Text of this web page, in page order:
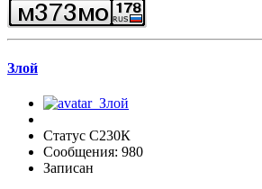
Злой
Статус С230К
Сообщения: 980
Записан